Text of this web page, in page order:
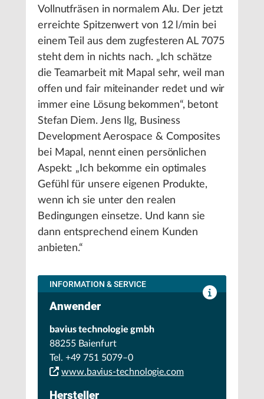
Vollnutfräsen in normalem Alu. Der jetzt
erreichte Spitzenwert von 12 l/min bei
einem Teil aus dem zugfesteren AL 7075
steht dem in nichts nach. „Ich schätze
die Teamarbeit mit Mapal sehr, weil man
offen und fair miteinander redet und wir
immer eine Lösung bekommen“, betont
Stefan Diem. Jens Ilg, Business
Development Aerospace & Composites
bei Mapal, nennt einen persönlichen
Aspekt: „Ich bekomme ein optimales
Gefühl für unsere eigenen Produkte,
wenn ich sie unter den realen
Bedingungen einsetze. Und kann sie
dann entsprechend einem Kunden
anbieten.“
INFORMATION & SERVICE
Anwender
bavius technologie gmbh
88255 Baienfurt
Tel. +49 751 5079–0
www.bavius-technologie.com
Hersteller